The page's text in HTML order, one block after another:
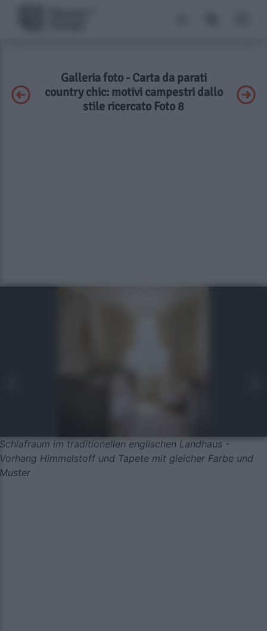
Galleria foto - Carta da parati
country chic: motivi campestri dallo
stile ricercato Foto 8
Schlafraum im traditionellen englischen Landhaus -
Vorhang Himmelstoff und Tapete mit gleicher Farbe und
Muster